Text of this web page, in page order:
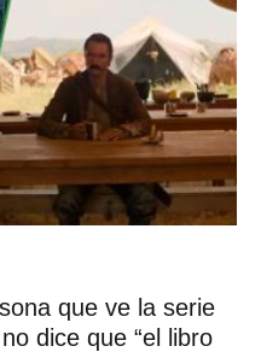
que ve la serie
dice que “el libro